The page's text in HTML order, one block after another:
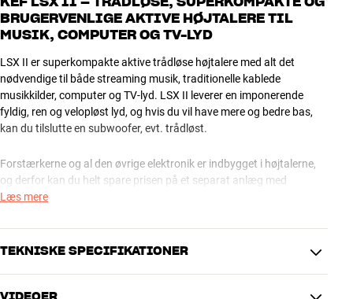
BRUGERVENLIGE AKTIVE HØJTALERE TIL
MUSIK, COMPUTER OG TV-LYD
LSX II er superkompakte aktive trådløse højtalere med alt det
nødvendige til både streaming musik, traditionelle kablede
musikkilder, computer og TV-lyd. LSX II leverer en imponerende
fyldig, ren og velopløst lyd, og hvis du vil have mere og bedre bas,
kan du tilslutte en subwoofer, evt. trådløst.
Forstærkerne og al den øvrige elektronik er indbygget i højtalerne,
og derfor kan du helt spare prisen på et separat anlæg med
tilhørende kabler. Det giver dig et særdeles interessant alternativ til
også helt perfekte som skrivebordshøjtalere, uanset om du lytter til
musik via din computer eller gamer fra PC’en.
Læs mere
TEKNISKE SPECIFIKATIONER